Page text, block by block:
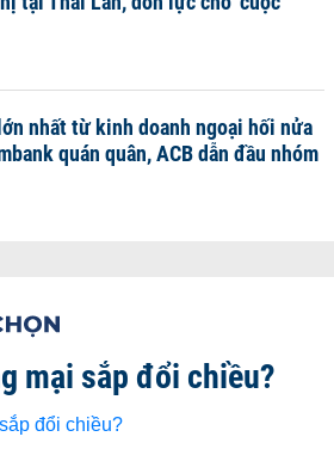
nhất từ kinh doanh ngoại hối nửa
quán quân, ACB dẫn đầu nhóm
mại sắp đổi chiều?